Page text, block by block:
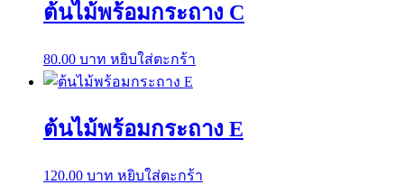
ต้นไม้พร้อมกระถาง C
80.00 บาท หยิบใส่ตะกร้า
ต้นไม้พร้อมกระถาง E
120.00 บาท หยิบใส่ตะกร้า